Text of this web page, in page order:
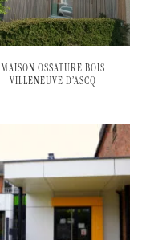
MAISON OSSATURE BOIS
VILLENEUVE D’ASCQ